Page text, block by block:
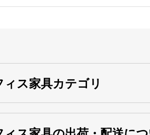
ィス家具カテゴリ